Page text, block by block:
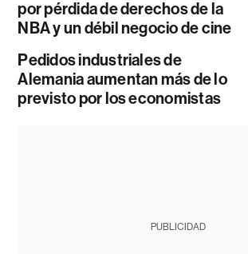
por pérdida de derechos de la
NBA y un débil negocio de cine
Pedidos industriales de
Alemania aumentan más de lo
previsto por los economistas
PUBLICIDAD